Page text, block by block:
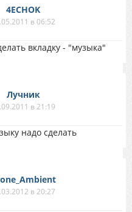
4ECHOK
в 06:52
вкладку - "музыка"
Лучник
в 21:19
надо сделать
в 20:27